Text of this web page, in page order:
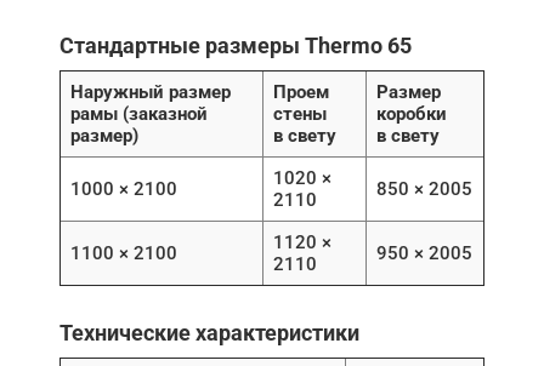
Стандартные размеры Thermo 65
Наружный размер
рамы (заказной
размер)
Проем
стены
в свету
Размер
коробки
в свету
1000 × 2100
1020 ×
2110
850 × 2005
1100 × 2100
1120 ×
2110
950 × 2005
Технические характеристики